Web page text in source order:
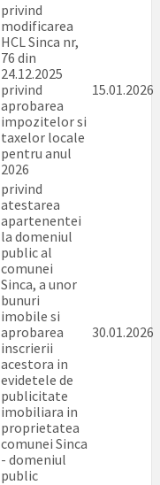
privind
modificarea
HCL Sinca nr,
76 din
24.12.2025
privind
aprobarea
impozitelor si
taxelor locale
pentru anul
2026
15.01.2026
privind
atestarea
apartenentei
la domeniul
public al
comunei
Sinca, a unor
bunuri
imobile si
aprobarea
inscrierii
acestora in
evidetele de
publicitate
imobiliara in
proprietatea
comunei Sinca
- domeniul
public
30.01.2026